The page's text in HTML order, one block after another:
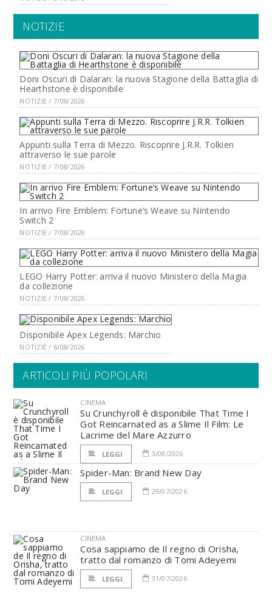
NOTIZIE
Doni Oscuri di Dalaran: la nuova Stagione della Battaglia di
Hearthstone è disponibile
NOTIZIE / 7/08/2026
Appunti sulla Terra di Mezzo. Riscoprire J.R.R. Tolkien
attraverso le sue parole
NOTIZIE / 7/08/2026
In arrivo Fire Emblem: Fortune’s Weave su Nintendo
Switch 2
NOTIZIE / 7/08/2026
LEGO Harry Potter: arriva il nuovo Ministero della Magia
da collezione
NOTIZIE / 7/08/2026
Disponibile Apex Legends: Marchio
NOTIZIE / 6/08/2026
ARTICOLI PIÙ POPOLARI
CINEMA
Su Crunchyroll è disponibile That Time I
Got Reincarnated as a Slime Il Film: Le
Lacrime del Mare Azzurro
LEGGI 3/08/2026
Spider-Man: Brand New Day
LEGGI 29/07/2026
CINEMA
Cosa sappiamo de Il regno di Orisha,
tratto dal romanzo di Tomi Adeyemi
LEGGI 31/07/2026